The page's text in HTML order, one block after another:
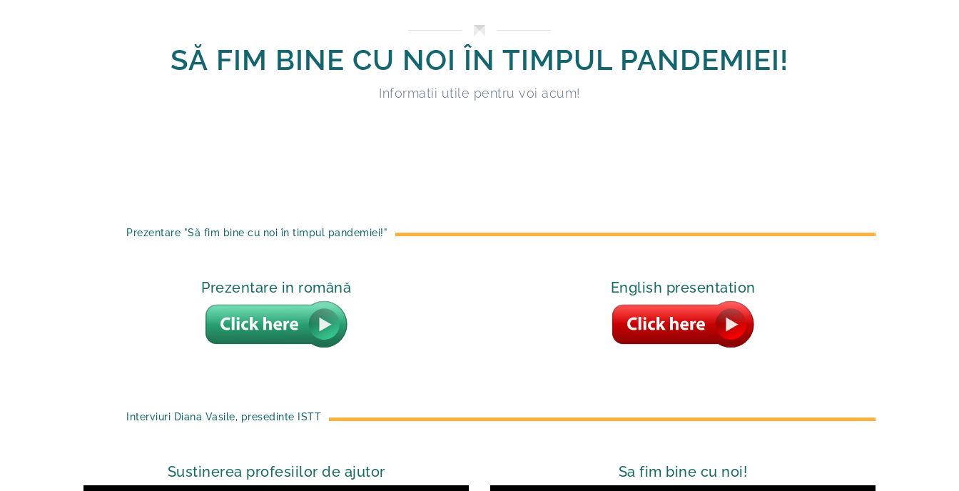
SĂ FIM BINE CU NOI ÎN TIMPUL PANDEMIEI!
Informatii utile pentru voi acum!
Prezentare "Să fim bine cu noi în timpul pandemiei!"
Prezentare in română English presentation
Interviuri Diana Vasile, presedinte ISTT
Sustinerea profesiilor de ajutor Sa fim bine cu noi!